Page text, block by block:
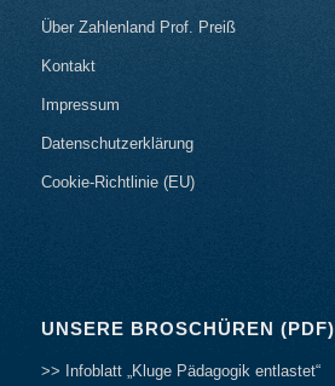
Über Zahlenland Prof. Preiß
Kontakt
Impressum
Datenschutzerklärung
Cookie-Richtlinie (EU)
UNSERE BROSCHÜREN (PDF)
>> Infoblatt „Kluge Pädagogik entlastet“